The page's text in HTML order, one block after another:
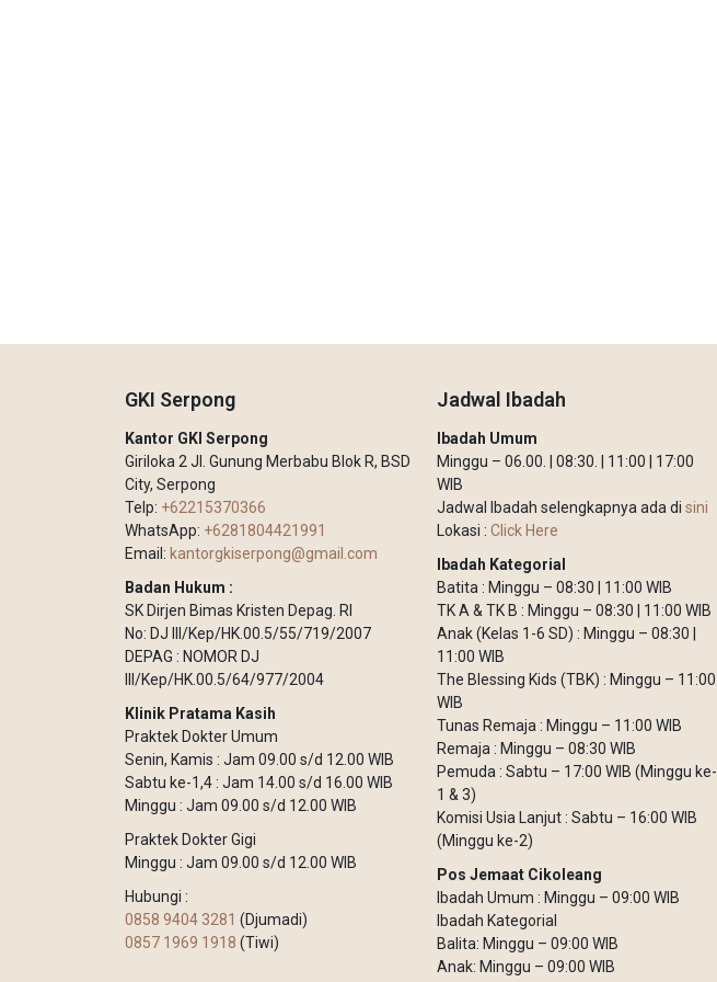
GKI Serpong
Kantor GKI Serpong
Giriloka 2 Jl. Gunung Merbabu Blok R, BSD
City, Serpong
Telp: +62215370366
WhatsApp: +6281804421991
Email: kantorgkiserpong@gmail.com
Badan Hukum :
SK Dirjen Bimas Kristen Depag. RI
No: DJ III/Kep/HK.00.5/55/719/2007
DEPAG : NOMOR DJ
III/Kep/HK.00.5/64/977/2004
Klinik Pratama Kasih
Praktek Dokter Umum
Senin, Kamis : Jam 09.00 s/d 12.00 WIB
Sabtu ke-1,4 : Jam 14.00 s/d 16.00 WIB
Minggu : Jam 09.00 s/d 12.00 WIB
Praktek Dokter Gigi
Minggu : Jam 09.00 s/d 12.00 WIB
Hubungi :
0858 9404 3281 (Djumadi)
0857 1969 1918 (Tiwi)
Jadwal Ibadah
Ibadah Umum
Minggu – 06.00. | 08:30. | 11:00 | 17:00
WIB
Jadwal Ibadah selengkapnya ada di sini
Lokasi : Click Here
Ibadah Kategorial
Batita : Minggu – 08:30 | 11:00 WIB
TK A & TK B : Minggu – 08:30 | 11:00 WIB
Anak (Kelas 1-6 SD) : Minggu – 08:30 |
11:00 WIB
The Blessing Kids (TBK) : Minggu – 11:00
WIB
Tunas Remaja : Minggu – 11:00 WIB
Remaja : Minggu – 08:30 WIB
Pemuda : Sabtu – 17:00 WIB (Minggu ke-
1 & 3)
Komisi Usia Lanjut : Sabtu – 16:00 WIB
(Minggu ke-2)
Pos Jemaat Cikoleang
Ibadah Umum : Minggu – 09:00 WIB
Ibadah Kategorial
Balita: Minggu – 09:00 WIB
Anak: Minggu – 09:00 WIB